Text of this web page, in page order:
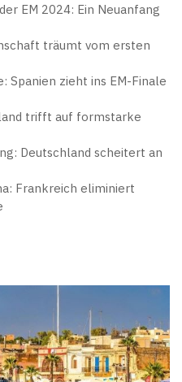
EM 2024: Ein Neuanfang
träumt vom ersten
Spanien zieht ins EM-Finale
trifft auf formstarke
Deutschland scheitert an
Frankreich eliminiert